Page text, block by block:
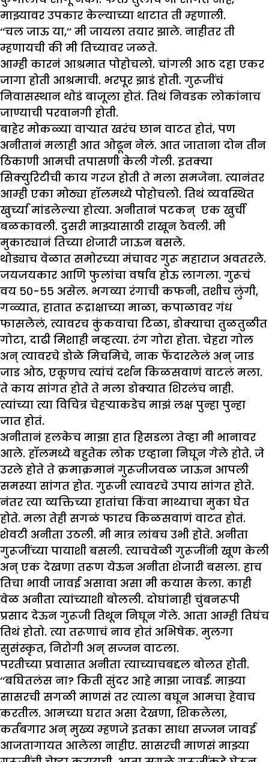
माझ्यावर उपकार केल्याच्या थाटात ती म्हणाली.
‘‘चल जाऊ या,’’ मी जायला तयार झाले. नाहीतर ती
म्हणायची की मी तिच्यावर जळते.
आम्ही कारनं आश्रमात पोहोचलो. चांगली आठ दहा एकर
जागा होती आश्रमाची. भरपूर झाडं होती. गुरूजींचं
निवासस्थान थोडं बाजूला होतं. तिथं निवडक लोकांनाच
जाण्याची परवानगी होती.
बाहेर मोकळ्या वाऱ्यात खरंच छान वाटत होतं, पण
अनीतानं मलाही आत ओढून नेलं. आत जाताना दोन तीन
ठिकाणी आमची तपासणी केली गेली. इतक्या
सिक्युरिटीची काय गरज होती ते मला समजेना. त्यानंतर
आम्ही एका मोठ्या हॉलमध्ये पोहोचलो. तिथं व्यवस्थित
खुर्च्या मांडलेल्या होत्या. अनीतानं पटकन् एक खुर्ची
बळकावली. दुसरी माझ्यासाठी राखून ठेवली. मी
मुकाट्यानं तिच्या शेजारी जाऊन बसले.
थोड्याच वेळात समोरच्या मंचावर गुरू महाराज अवतरले.
जयजयकार आणि फुलांचा वर्षाव होऊ लागला. गुरूचं
वय ५०-५५ असेल. भगव्या रंगाची कफनी, तशीच लुंगी,
गळ्यात, हातात रूद्राक्षाच्या माळा, कपाळावर गंध
फासलेलं, त्यावरच कुंकवाचा टिळा, डोक्याचा तुळतुळीत
गोटा, दाढी मिशाही नव्हत्या. रंग गोरा होता. चेहरा गोल
अन् त्यावरचे डोळे मिचमिचे, नाक फेंदारलेलं अन् जाड
जाड ओठ, एकूणच त्यांचं दर्शन किळसवाणं वाटलं मला.
ते काय सांगत होते ते मला डोक्यात शिरलंच नाही.
त्यांच्या त्या विचित्र चेहऱ्याकडेच माझं लक्ष पुन्हा पुन्हा
जात होतं.
अनीतानं हलकेच माझा हात हिसडला तेव्हा मी भानावर
आले. हॉलमध्ये बहुतेक लोक एव्हाना निघून गेले होते. जे
उरले होते ते क्रमाक्रमानं गुरूजीजवळ जाऊन आपली
समस्या सांगत होत. गुरूजी त्यावरचे उपाय सांगत होते.
नंतर त्या व्यक्तिच्या हातांचा किंवा माथ्याचा मुका घेत
होते. मला तेही सगळं फारच किळसवाणं वाटत होतं.
शेवटी अनीता उठली. मी मात्र लांबच उभी होते. अनीता
गुरूजींच्या पायाशी बसली. त्याचवेळी गुरूजींनी खूण केली
अन् एक देखणा तरूण येऊन अनीता शेजारी बसला. हाच
तिचा भावी जावई असावा असा मी कयास केला. काही
वेळ अनीता त्यांच्याशी बोलली. दोघांनाही चुंबनरूपी
प्रसाद देऊन गुरूजी तिथून निघून गेले. आता आम्ही तिघंच
तिथं होतो. त्या तरूणाचं नाव होतं अभिषेक. मुलगा
सुसंस्कृत, निरोगी अन् सज्जन वाटला.
परतीच्या प्रवासात अनीता त्याच्याचबद्दल बोलत होती.
‘‘बघितलंस ना? किती सुंदर आहे माझा जावई. माझ्या
सासरची सगळी माणसं तर त्याला बघून आमचा हेवाच
करतील. आमच्या घरात असा देखणा, शिकलेला,
कर्तबगार अन् मुख्य म्हणजे इतका साधा सज्जन जावई
आजतागायत आलेला नाहीए. सासरची माणसं माझ्या